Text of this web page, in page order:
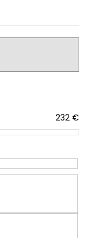
232 €